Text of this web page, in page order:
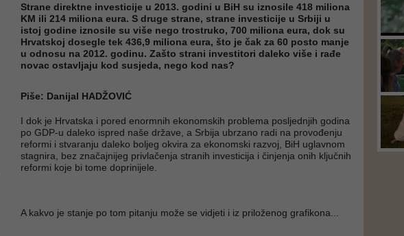
Strane direktne investicije u 2013. godini u BiH su iznosile 418 miliona
KM ili 214 miliona eura. S druge strane, strane investicije u Srbiji u
istoj godine iznosile su više nego trostruko, 700 miliona eura, dok su
Hrvatskoj dosegle tek 436,9 miliona eura, što je čak za 60 posto manje
u odnosu na 2012. godinu. Zašto strani investitori daleko više i rađe
novac ostavljaju kod susjeda, nego kod nas?
Piše: Danijal HADŽOVIĆ
I dok je Hrvatska i pored enormnih ekonomskih problema posljednjih godina
po GDP-u daleko ispred naše države, a Srbija ubrzano radi na provođenju
reformi i stvaranju daleko boljeg okvira za ekonomski razvoj, BiH uglavnom
stagnira, bez značajnijeg privlačenja stranih investicija i činjenja onih ključnih
reformi koje bi tome doprinijele.
A kakvo je stanje po tom pitanju može se vidjeti i iz priloženog grafikona...